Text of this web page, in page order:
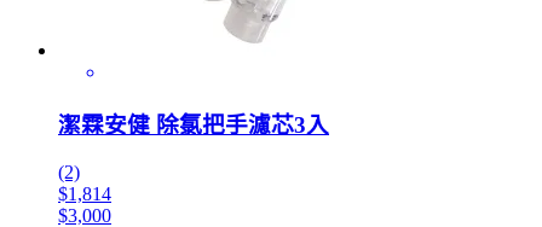
潔霖安健 除氯把手濾芯3入
(2)
$1,814
$3,000